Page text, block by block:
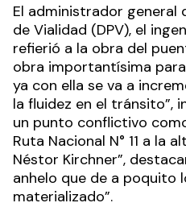
El administrador general
de Vialidad (DPV), el
refierió a la obra del
obra importantísima
ya con ella se va a
la fluidez en el tránsito”,
un punto conflictivo
Ruta Nacional N° 11 a la
Néstor Kirchner”,
anhelo que de a poquito
materializado”.